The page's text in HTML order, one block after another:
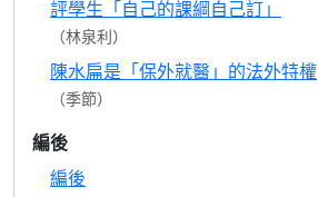
評學生「自己的課綱自己訂」
（林泉利）
陳水扁是「保外就醫」的法外特權
（季節）
編後
編後